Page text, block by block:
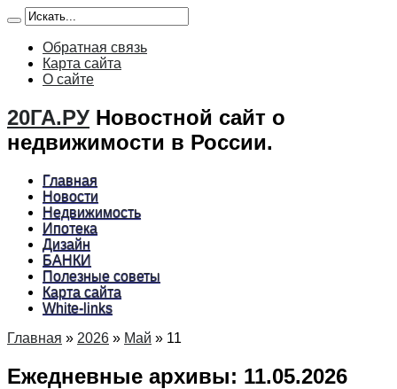
Обратная связь
Карта сайта
О сайте
20ГА.РУ Новостной сайт о
недвижимости в России.
Главная
Новости
Недвижимость
Ипотека
Дизайн
БАНКИ
Полезные советы
Карта сайта
White-links
Главная » 2026 » Май » 11
Ежедневные архивы: 11.05.2026